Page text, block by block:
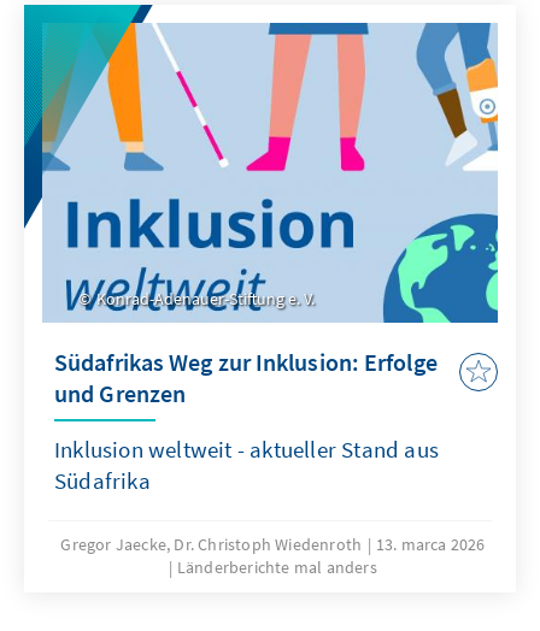
Konrad-Adenauer-Stiftung e. V.
Südafrikas Weg zur Inklusion: Erfolge
und Grenzen
Inklusion weltweit - aktueller Stand aus
Südafrika
Gregor Jaecke, Dr. Christoph Wiedenroth
13. marca 2026
Länderberichte mal anders